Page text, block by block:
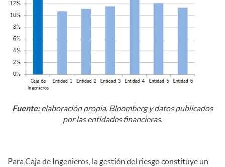
Fuente:elaboración propia. Bloomberg y datos publicados
por las entidades financieras.
Para Caja de Ingenieros, la gestión del riesgo constituye un